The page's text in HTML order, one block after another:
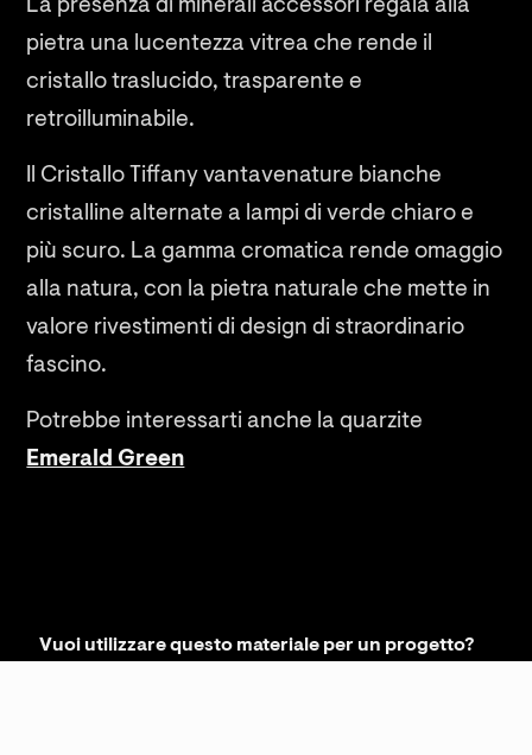
La presenza di minerali accessori regala alla
pietra una lucentezza vitrea che rende il
cristallo traslucido, trasparente e
retroilluminabile.
Il Cristallo Tiffany vanta venature bianche
cristalline alternate a lampi di verde chiaro e
più scuro. La gamma cromatica rende omaggio
alla natura, con la pietra naturale che mette in
valore rivestimenti di design di straordinario
fascino.
Potrebbe interessarti anche la quarzite
Emerald Green
Vuoi utilizzare questo materiale per un progetto?